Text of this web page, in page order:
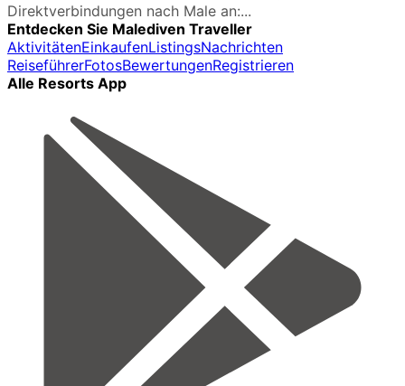
Direktverbindungen nach Male an:...
Entdecken Sie Malediven Traveller
AktivitätenEinkaufenListingsNachrichten
ReiseführerFotosBewertungenRegistrieren
Alle Resorts App